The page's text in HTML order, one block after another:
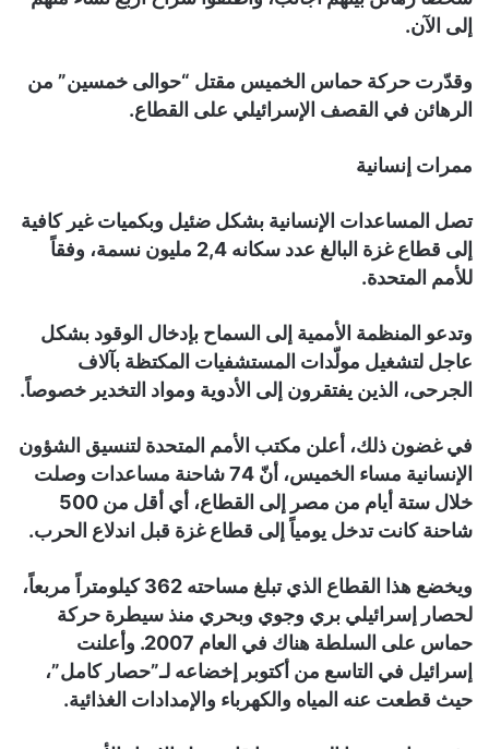
إلى الآن.
وقدّرت حركة حماس الخميس مقتل “حوالى خمسين” من
الرهائن في القصف الإسرائيلي على القطاع.
ممرات إنسانية
تصل المساعدات الإنسانية بشكل ضئيل وبكميات غير كافية
إلى قطاع غزة البالغ عدد سكانه 2,4 مليون نسمة، وفقاً
للأمم المتحدة.
وتدعو المنظمة الأممية إلى السماح بإدخال الوقود بشكل
عاجل لتشغيل مولّدات المستشفيات المكتظة بآلاف
الجرحى، الذين يفتقرون إلى الأدوية ومواد التخدير خصوصاً.
في غضون ذلك، أعلن مكتب الأمم المتحدة لتنسيق الشؤون
الإنسانية مساء الخميس، أنّ 74 شاحنة مساعدات وصلت
خلال ستة أيام من مصر إلى القطاع، أي أقل من 500
شاحنة كانت تدخل يومياً إلى قطاع غزة قبل اندلاع الحرب.
ويخضع هذا القطاع الذي تبلغ مساحته 362 كيلومتراً مربعاً،
لحصار إسرائيلي بري وجوي وبحري منذ سيطرة حركة
حماس على السلطة هناك في العام 2007. وأعلنت
إسرائيل في التاسع من أكتوبر إخضاعه لـ”حصار كامل”،
حيث قطعت عنه المياه والكهرباء والإمدادات الغذائية.